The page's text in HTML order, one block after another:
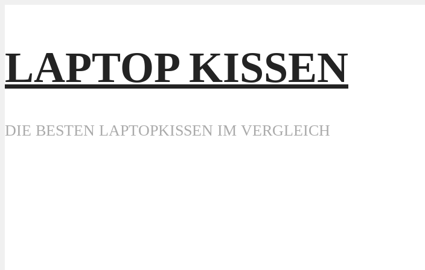
LAPTOP KISSEN
DIE BESTEN LAPTOPKISSEN IM VERGLEICH